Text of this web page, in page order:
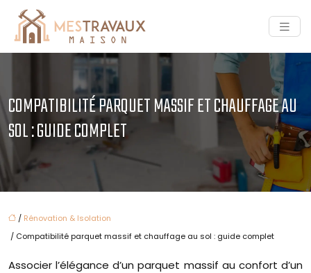
COMPATIBILITÉ PARQUET MASSIF ET CHAUFFAGE AU
SOL : GUIDE COMPLET
/ Rénovation & Isolation
/ Compatibilité parquet massif et chauffage au sol : guide complet
Associer l’élégance d’un parquet massif au confort d’un